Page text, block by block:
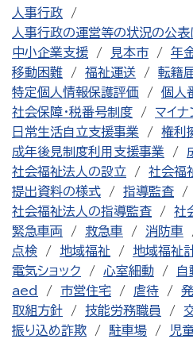
人事行政
人事行政の運営等の状況の公表
中小企業支援
見本市 年
移動困難
福祉運送 転籍
特定個人情報保護評価
個人
社会保障・税番号制度
マイ
日常生活自立支援事業
権利
成年後見制度利用支援事業
社会福祉法人の設立
社会福
提出資料の様式
指導監査
社会福祉法人の指導監査
社
緊急車両
救急車 消防車
点検
地域福祉
地域福祉
電気ショック
心室細動
自
aed
市営住宅 虐待
取組方針
技能労務職員
振り込め詐欺
駐車場 児